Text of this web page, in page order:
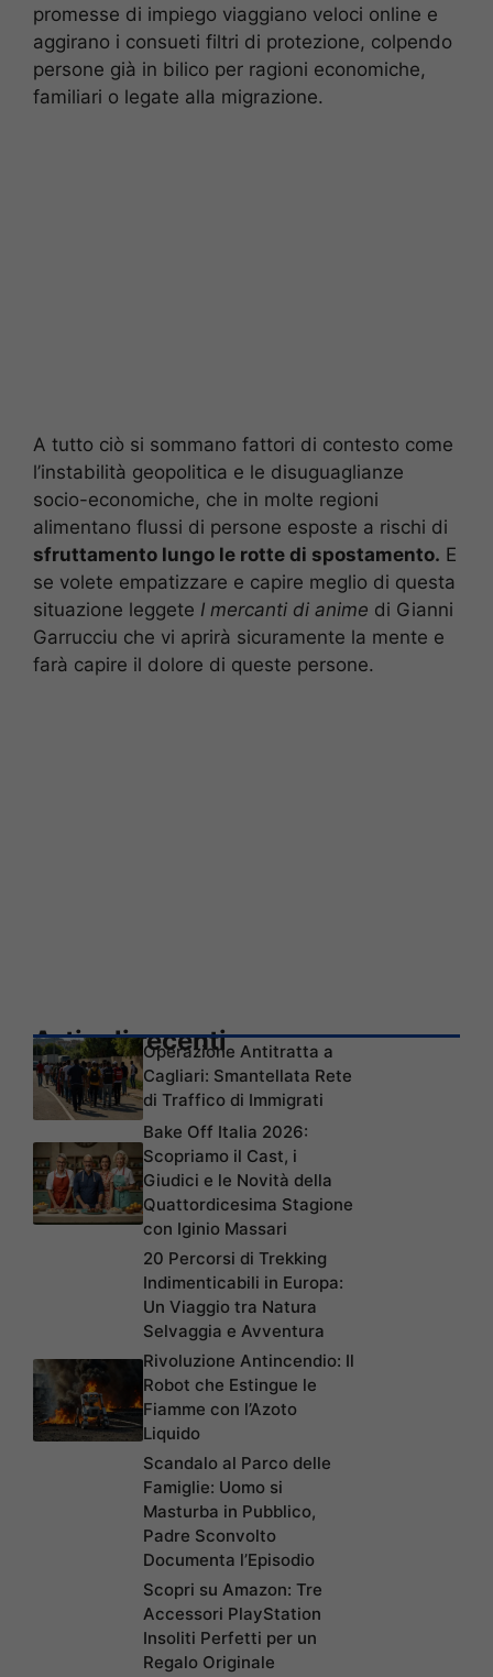
promesse di impiego viaggiano veloci online e
aggirano i consueti filtri di protezione, colpendo
persone già in bilico per ragioni economiche,
familiari o legate alla migrazione.
A tutto ciò si sommano fattori di contesto come
l’instabilità geopolitica e le disuguaglianze
socio-economiche, che in molte regioni
alimentano flussi di persone esposte a rischi di
sfruttamento lungo le rotte di spostamento. E
se volete empatizzare e capire meglio di questa
situazione leggete I mercanti di anime di Gianni
Garrucciu che vi aprirà sicuramente la mente e
farà capire il dolore di queste persone.
Articoli recentiOperazione Antitratta a
Cagliari: Smantellata Rete
di Traffico di Immigrati
Bake Off Italia 2026:
Scopriamo il Cast, i
Giudici e le Novità della
Quattordicesima Stagione
con Iginio Massari
20 Percorsi di Trekking
Indimenticabili in Europa:
Un Viaggio tra Natura
Selvaggia e Avventura
Rivoluzione Antincendio: Il
Robot che Estingue le
Fiamme con l’Azoto
Liquido
Scandalo al Parco delle
Famiglie: Uomo si
Masturba in Pubblico,
Padre Sconvolto
Documenta l’Episodio
Scopri su Amazon: Tre
Accessori PlayStation
Insoliti Perfetti per un
Regalo Originale